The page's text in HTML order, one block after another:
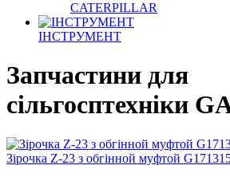
CATERPILLAR
ІНСТРУМЕНТ
Запчастини для
сільгосптехніки
Зірочка Z-23 з обгінной муфтой